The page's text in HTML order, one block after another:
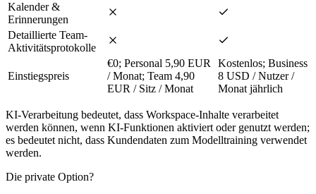
Kalender &
Erinnerungen
Detaillierte Team-
Aktivitätsprotokolle
Einstiegspreis
€0; Personal 5,90 EUR
/ Monat; Team 4,90
EUR / Sitz / Monat
Kostenlos; Business
8 USD / Nutzer /
Monat jährlich
KI-Verarbeitung bedeutet, dass Workspace-Inhalte verarbeitet
werden können, wenn KI-Funktionen aktiviert oder genutzt werden;
es bedeutet nicht, dass Kundendaten zum Modelltraining verwendet
werden.
Die private Option?